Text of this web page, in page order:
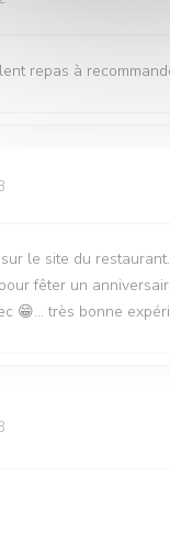
repas à
le site du
fêter un
😁... très bonne